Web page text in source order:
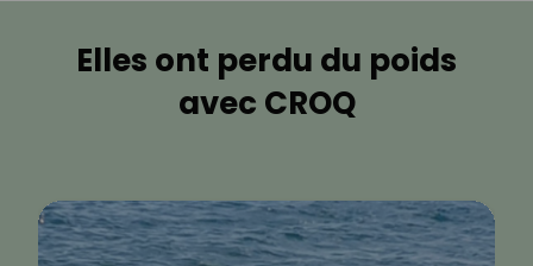
Elles ont perdu du poids
avec CROQ